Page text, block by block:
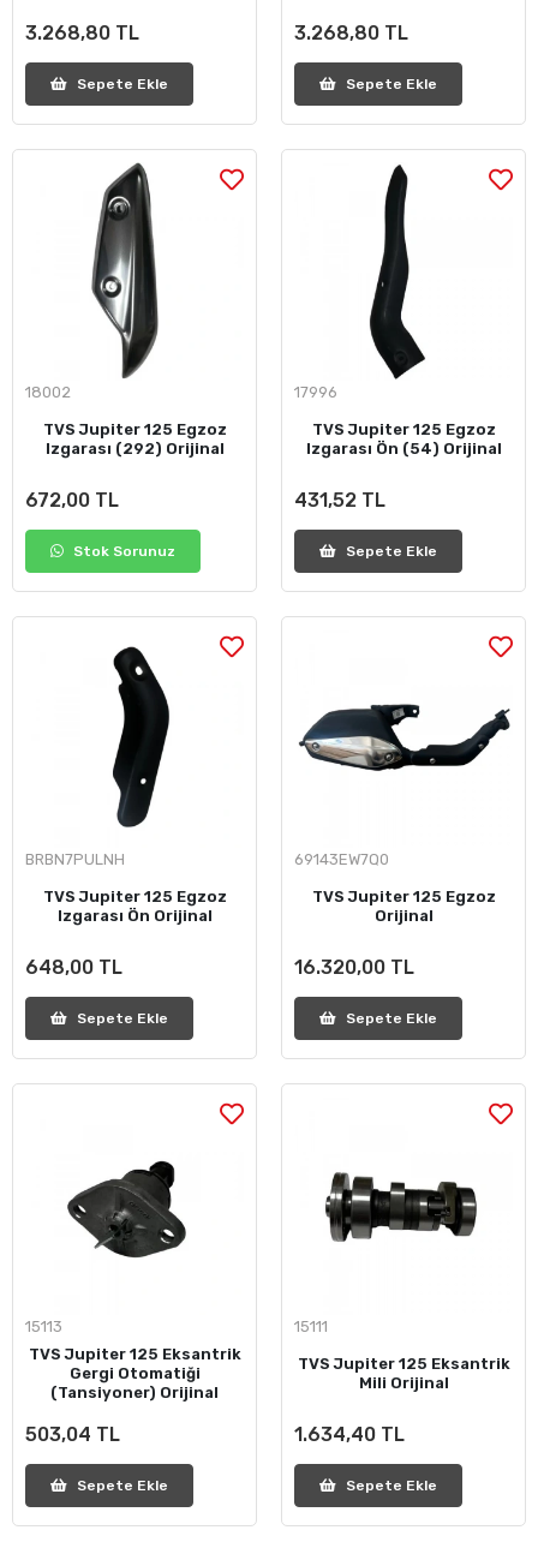
3.268,80 TL
Sepete Ekle
3.268,80 TL
Sepete Ekle
18002
TVS Jupiter 125 Egzoz
Izgarası (292) Orijinal
672,00 TL
Stok Sorunuz
17996
TVS Jupiter 125 Egzoz
Izgarası Ön (54) Orijinal
431,52 TL
Sepete Ekle
BRBN7PULNH
TVS Jupiter 125 Egzoz
Izgarası Ön Orijinal
648,00 TL
Sepete Ekle
69143EW7Q0
TVS Jupiter 125 Egzoz
Orijinal
16.320,00 TL
Sepete Ekle
15113
TVS Jupiter 125 Eksantrik
Gergi Otomatiği
(Tansiyoner) Orijinal
503,04 TL
Sepete Ekle
15111
TVS Jupiter 125 Eksantrik
Mili Orijinal
1.634,40 TL
Sepete Ekle